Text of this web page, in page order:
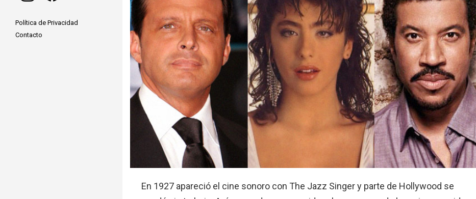
En 1927 apareció el cine sonoro con The Jazz Singer y parte de Hollywood se
Política de Privacidad
Contacto